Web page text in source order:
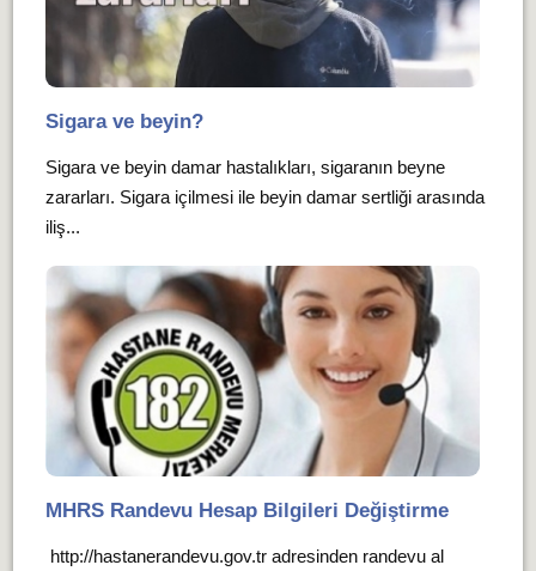
Sigara ve beyin?
Sigara ve beyin damar hastalıkları, sigaranın beyne
zararları. Sigara içilmesi ile beyin damar sertliği arasında
iliş...
MHRS Randevu Hesap Bilgileri Değiştirme
http://hastanerandevu.gov.tr adresinden randevu al